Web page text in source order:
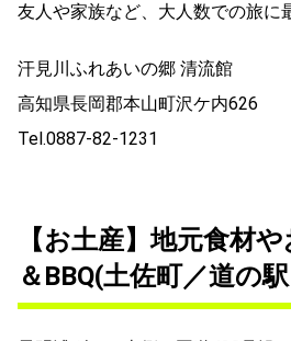
友人や家族など、大人数での旅に
汗見川ふれあいの郷 清流館
高知県長岡郡本山町沢ケ内626
Tel.0887-82-1231
【お土産】地元食材
＆BBQ(土佐町／道の